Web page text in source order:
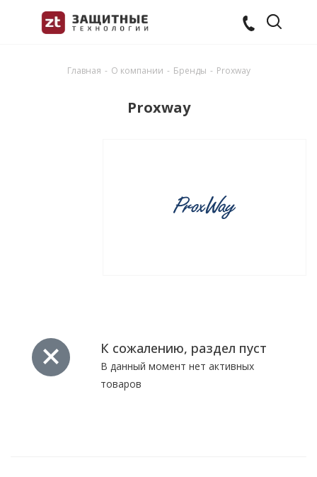
Главная - О компании - Бренды - Proxway
Proxway
К сожалению, раздел пуст
В данный момент нет активных
товаров